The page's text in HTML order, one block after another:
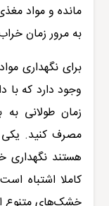
مانده و مواد
به مرور زمان
برای نگهداری
وجود دارد که با
زمان طولانی
مصرف کنید. یکی
هستند نگهداری
کاملا اشتباه